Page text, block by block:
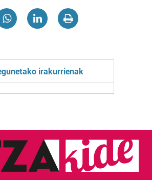
irakurrienak